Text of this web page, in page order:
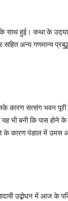
के साथ हुई। कथा के
अन्य गणमान्य
कारण सत्संग भवन
भी बनी कि पास
कारण पंडाल में उमस और
उद्बोधन में आज के